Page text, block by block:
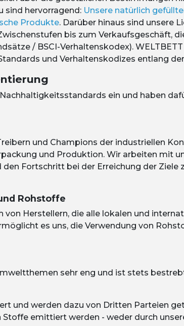
sind hervorragend: Unsere natürlich
Produkte. Darüber hinaus sind unsere
bis zum Verkaufsgeschäft,
/ BSCI-Verhaltenskodex). WELTBETT
und Verhaltenskodizes entlang
ein und haben
und Champions der industriellen
und Produktion. Wir arbeiten mit
Fortschritt bei der Erreichung der Ziele
Rohstoffe
von Herstellern, die alle lokalen und
es uns, die Verwendung von
sehr eng und ist stets
und werden dazu von Dritten Parteien
emittiert werden - weder durch